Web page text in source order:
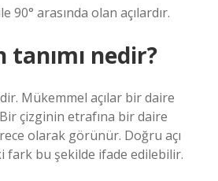
90° arasında olan açılardır.
tanımı nedir?
Mükemmel açılar bir daire
çizginin etrafına bir daire
olarak görünür. Doğru açı
fark bu şekilde ifade edilebilir.